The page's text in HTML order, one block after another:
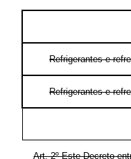
Refrigerantes e
Refrigerantes e
Art. 2ºEste Decreto